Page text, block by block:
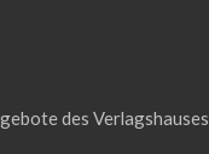
des